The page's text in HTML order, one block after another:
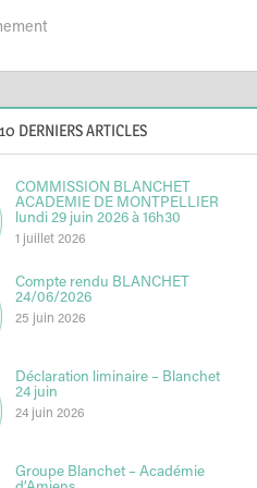
DERNIERS ARTICLES
COMMISSION BLANCHET
ACADEMIE DE MONTPELLIER
lundi 29 juin 2026 à 16h30
1 juillet 2026
Compte rendu BLANCHET
24/06/2026
25 juin 2026
Déclaration liminaire – Blanchet
24 juin
24 juin 2026
Groupe Blanchet – Académie